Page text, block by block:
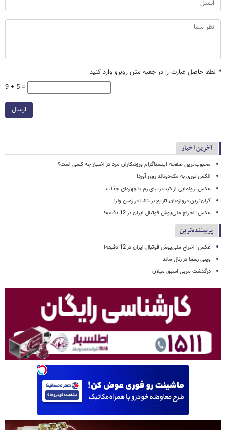
* لطفا حاصل عبارت را در جعبه متن روبرو وارد کنید
9 + 5 =
ارسال
آخرین اخبار
محبوب‌ترین صفحه اینستاگرام ورزشکاران مرد در اختیار چه کسی است؟
الکس نوری به مک‌دونالد روی آورد!
عکس| رونمایی از کیت زیبای رم با چهره‌ای جذاب
گران‌ترین دروازه‌بان تاریخ بریتانیا در زمین ولز!
عکس| اخراج ملی‌پوش فوتبال ایران در 12 دقیقه!
پربیننده‌ترین
عکس| اخراج ملی‌پوش فوتبال ایران در 12 دقیقه!
وینی رسما در رئال ماند
درگذشت مربی اسبق میلان